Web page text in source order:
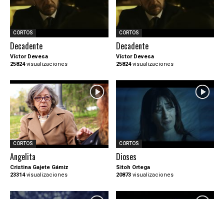
CORTOS
Decadente
Víctor Devesa
25824visualizaciones
CORTOS
Decadente
Víctor Devesa
25824visualizaciones
CORTOS
Angelita
Cristina Gajete Gámiz
23314visualizaciones
CORTOS
Dioses
Sitoh Ortega
20873visualizaciones